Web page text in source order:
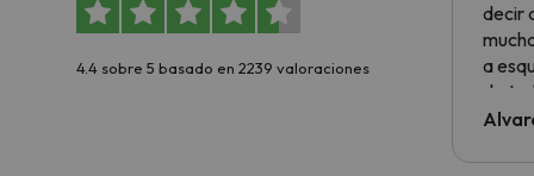
4.4 sobre 5 basado en 2239 valoraciones
decir
a
de
al
culpa